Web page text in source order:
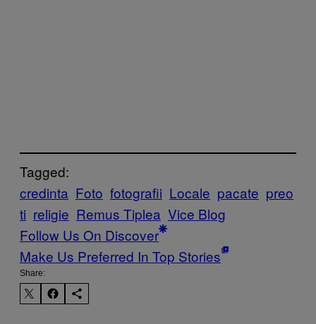
Tagged:
credinta Foto fotografii Locale pacate preo
ti religie Remus Tiplea Vice Blog
Follow Us On Discover
Make Us Preferred In Top Stories
Share: